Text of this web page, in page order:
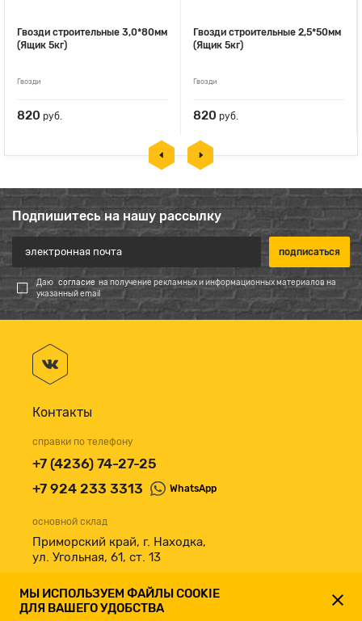
Гвозди строительные 3,0*80мм
(Ящик 5кг)
Гвозди
820 руб.
Гвозди строительные 2,5*50мм
(Ящик 5кг)
Гвозди
820 руб.
Подпишитесь на нашу рассылку
Даю согласие на получение рекламных и информационных материалов на
указанный email
Контакты
справки по телефону
+7 (4236) 74-27-25
+7 924 233 3313
WhatsApp
основной склад
Приморский край, г. Находка,
ул. Угольная, 61, ст. 13
принимаем к оплате
МЫ ИСПОЛЬЗУЕМ ФАЙЛЫ COOKIE
ДЛЯ ВАШЕГО УДОБСТВА